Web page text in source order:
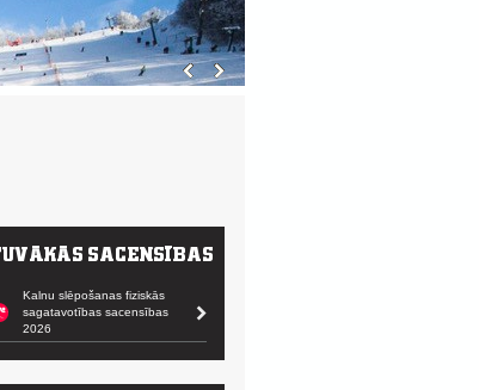
Kalnu slēpošanas fiziskās
sagatavotības sacensības
2026